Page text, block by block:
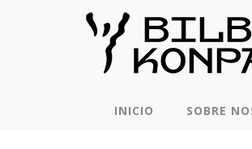
INICIO SOBRE